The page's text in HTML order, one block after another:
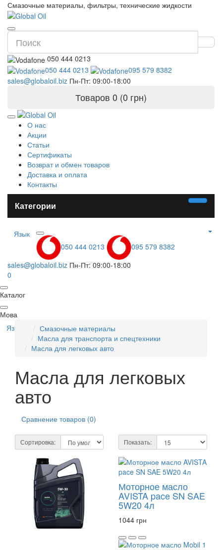
Смазочные материалы, фильтры, технические жидкости
050 444 0213
050 444 0213
095 579 8382
sales@globaloil.biz Пн-Пт: 09:00-18:00
Товаров 0 (0 грн)
О нас
Акции
Статьи
Сертификаты
Возврат и обмен товаров
Доставка и оплата
Контакты
Категории
Язык
050 444 0213
095 579 8382
sales@globaloil.biz Пн-Пт: 09:00-18:00
0
Каталог
Мова
Язык
Смазочные материалы
Масла для транспорта и спецтехники
Масла для легковых авто
Масла для легковых
авто
Сравнение товаров (0)
Сортировка: Показать:
Моторное масло
AVISTA pace SN SAE
5W20 4л
1044 грн